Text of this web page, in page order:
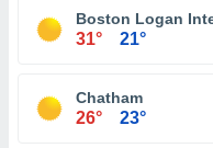
Boston Logan
31° 21°
Chatham
26° 23°